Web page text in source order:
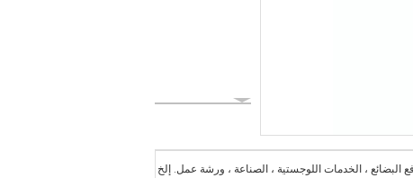
البضائع ، الخدمات اللوجستية ، الصناعة ، ورشة عمل. إلخ